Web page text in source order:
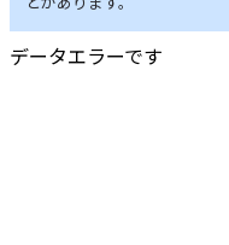
データエラーです